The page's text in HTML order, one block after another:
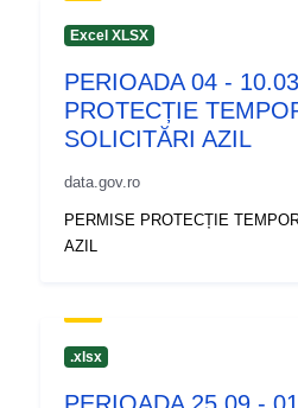
Excel XLSX
PERIOADA 04 -
PROTECȚIE
SOLICITĂRI AZIL
data.gov.ro
PERMISE PROTECȚIE
AZIL
.xlsx